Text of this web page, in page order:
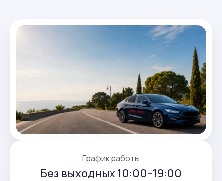
График работы
Без выходных 10:00–19:00